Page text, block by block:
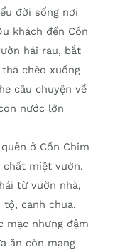
đời sống nơi
khách đến Cồn
hái rau, bắt
chèo xuồng
câu chuyện về
nước lớn
ở Cồn Chim
chất miệt vườn.
từ vườn nhà,
tộ, canh chua,
mạc nhưng đậm
ăn còn mang